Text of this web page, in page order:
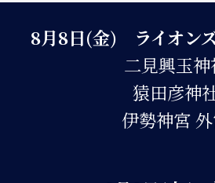
8月8日(金) ライオン
二見興玉神
猿田彦神
伊勢神宮